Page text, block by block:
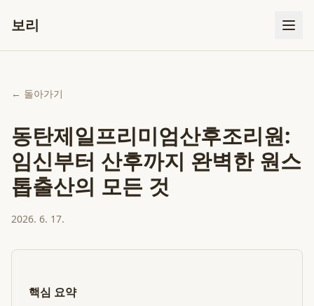
보리
← 돌아가기
동탄제일프리미엄산후조리원:
임신부터 산후까지 완벽한 원스
톱출산의 모든 것
2026. 6. 17.
핵심 요약